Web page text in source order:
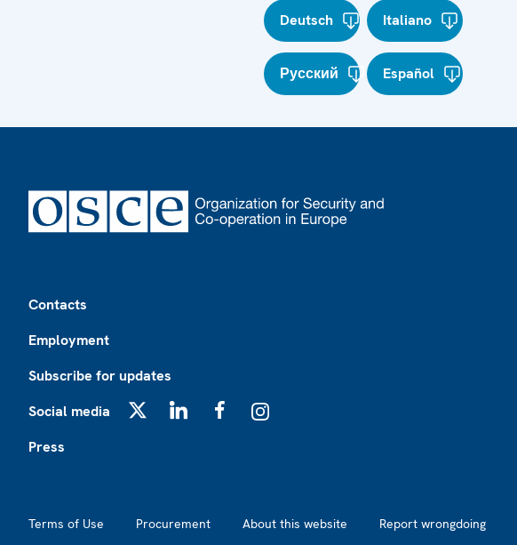
Deutsch Italiano
Русский Español
Contacts
Employment
Subscribe for updates
Social media
Press
Terms of Use Procurement About this website Report wrongdoing